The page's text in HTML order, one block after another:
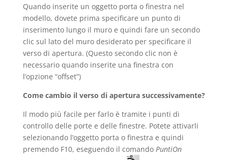
Quando inserite un oggetto porta o finestra nel
modello, dovete prima specificare un punto di
inserimento lungo il muro e quindi fare un secondo
clic sul lato del muro desiderato per specificare il
verso di apertura. (Questo secondo clic non è
necessario quando inserite una finestra con
l’opzione “offset”)
Come cambio il verso di apertura successivamente?
Il modo più facile per farlo è tramite i punti di
controllo delle porte e delle finestre. Potete attivarli
selezionando l’oggetto porta o finestra e quindi
premendo F10, eseguendo il comando PuntiOn